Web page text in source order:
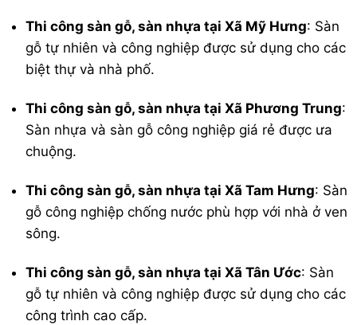
Thi công sàn gỗ, sàn nhựa tại Xã Mỹ Hưng: Sàn
gỗ tự nhiên và công nghiệp được sử dụng cho các
biệt thự và nhà phố.
Thi công sàn gỗ, sàn nhựa tại Xã Phương Trung:
Sàn nhựa và sàn gỗ công nghiệp giá rẻ được ưa
chuộng.
Thi công sàn gỗ, sàn nhựa tại Xã Tam Hưng: Sàn
gỗ công nghiệp chống nước phù hợp với nhà ở ven
sông.
Thi công sàn gỗ, sàn nhựa tại Xã Tân Ước: Sàn
gỗ tự nhiên và công nghiệp được sử dụng cho các
công trình cao cấp.